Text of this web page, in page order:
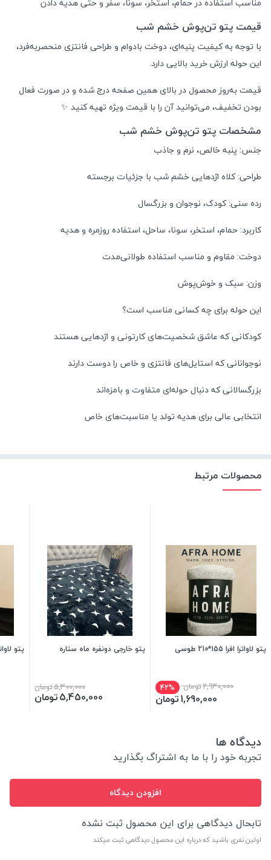
قیمت پتو تن‌پوش خشم شب
با توجه به کیفیت پنبه‌ای، دوخت بادوام و طراحی فانتزی منحصربه‌فرد،
این حوله ارزش خرید بالایی دارد.
قیمت به‌روز محصول در بالای همین صفحه درج شده و در صورت فعال
بودن تخفیف، می‌توانید آن را با قیمت ویژه تهیه کنید ✨
مشخصات پتو تن‌پوش خشم شب
جنس: پنبه خالص، نرم و جاذب
طراحی: کلاه اژدهایی خشم شب با جزئیات برجسته
رده سنی: کودک، نوجوان و بزرگسال
کاربرد: حمام، استخر، سونا، ساحل، استفاده روزمره و هدیه
دوخت: مقاوم و مناسب استفاده طولانی‌مدت
وزن: سبک و خوش‌پوش
این حوله برای چه کسانی مناسب است؟
کودکانی که عاشق شخصیت‌های کارتونی و اژدهایی هستند
نوجوانانی که استایل‌های فانتزی و خاص را دوست دارند
بزرگسالانی که دنبال حوله‌ای متفاوت و بامزه‌اند
انتخابی عالی برای هدیه تولد یا مناسبت‌های خاص
محصولات مرتبط
پتو لاواترا افرا 155*210 طوسی
2,930,000تومان 42%
1,690,000تومان
پتو خارجی دونفره ماه ستاره
5,300,000تومان
5,450,000تومان
پتو لاواترا
دیدگاه ها
تجربه خود را با ما به اشتراگ بگذارید
افزودن دیدگاه
تابحال دیدگاهی برای این محصول ثبت نشده
اولین نفری باشید که درباره این محصول دیدگاهی ثبت میکند